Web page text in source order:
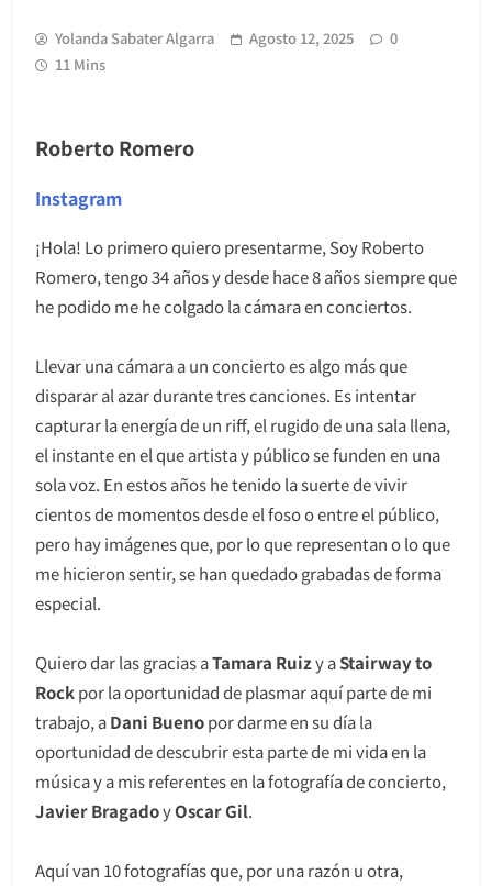
Yolanda Sabater Algarra Agosto 12, 2025
0
11 Mins
Roberto Romero
Instagram
¡Hola! Lo primero quiero presentarme, Soy Roberto
Romero, tengo 34 años y desde hace 8 años siempre que
he podido me he colgado la cámara en conciertos.
Llevar una cámara a un concierto es algo más que
disparar al azar durante tres canciones. Es intentar
capturar la energía de un riff, el rugido de una sala llena,
el instante en el que artista y público se funden en una
sola voz. En estos años he tenido la suerte de vivir
cientos de momentos desde el foso o entre el público,
pero hay imágenes que, por lo que representan o lo que
me hicieron sentir, se han quedado grabadas de forma
especial.
Quiero dar las gracias aTamara Ruizy aStairway to
Rockpor la oportunidad de plasmar aquí parte de mi
trabajo, aDani Buenopor darme en su día la
oportunidad de descubrir esta parte de mi vida en la
música y a mis referentes en la fotografía de concierto,
Javier BragadoyOscar Gil.
Aquí van 10 fotografías que, por una razón u otra,